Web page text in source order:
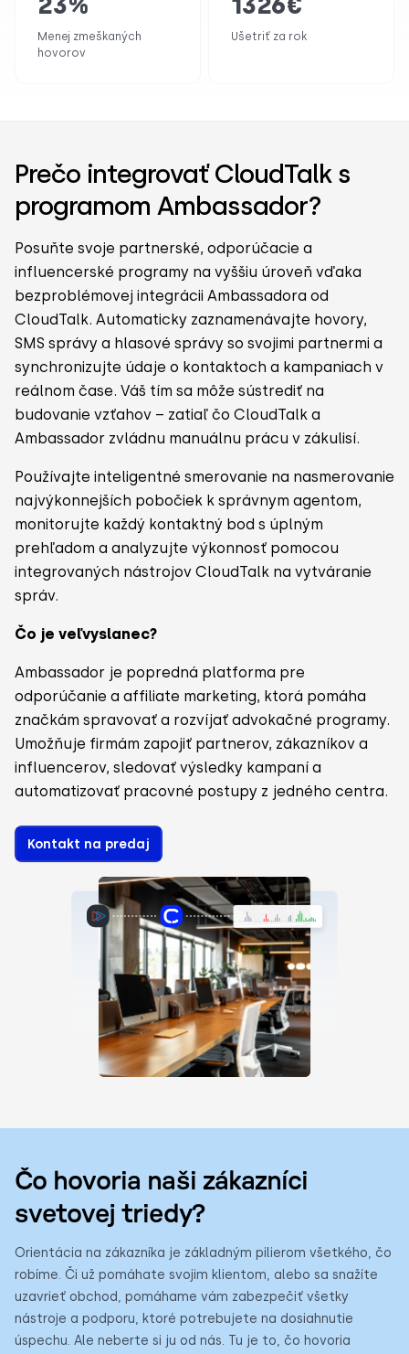
Menej zmeškaných
hovorov
Ušetriť za rok
Prečo integrovať CloudTalk s
programom Ambassador?
Posuňte svoje partnerské, odporúčacie a
influencerské programy na vyššiu úroveň vďaka
bezproblémovej integrácii Ambassadora od
CloudTalk. Automaticky zaznamenávajte hovory,
SMS správy a hlasové správy so svojimi partnermi a
synchronizujte údaje o kontaktoch a kampaniach v
reálnom čase. Váš tím sa môže sústrediť na
budovanie vzťahov – zatiaľ čo CloudTalk a
Ambassador zvládnu manuálnu prácu v zákulisí.
Používajte inteligentné smerovanie na nasmerovanie
najvýkonnejších pobočiek k správnym agentom,
monitorujte každý kontaktný bod s úplným
prehľadom a analyzujte výkonnosť pomocou
integrovaných nástrojov CloudTalk na vytváranie
správ.
Čo je veľvyslanec?
Ambassador je popredná platforma pre
odporúčanie a affiliate marketing, ktorá pomáha
značkám spravovať a rozvíjať advokačné programy.
Umožňuje firmám zapojiť partnerov, zákazníkov a
influencerov, sledovať výsledky kampaní a
automatizovať pracovné postupy z jedného centra.
Kontakt na predaj
Čo hovoria naši zákazníci
svetovej triedy?
Orientácia na zákazníka je základným pilierom všetkého, čo
robíme. Či už pomáhate svojim klientom, alebo sa snažíte
uzavrieť obchod, pomáhame vám zabezpečiť všetky
nástroje a podporu, ktoré potrebujete na dosiahnutie
úspechu. Ale neberte si ju od nás. Tu je to, čo hovoria